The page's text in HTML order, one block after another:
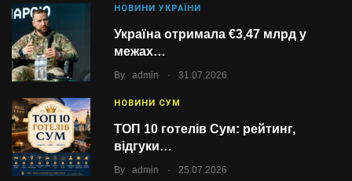
НОВИНИ УКРАЇНИ
Україна отримала €3,47 млрд у
межах…
By admin . 31.07.2026
НОВИНИ СУМ
ТОП 10 готелів Сум: рейтинг,
відгуки…
By admin . 25.07.2026